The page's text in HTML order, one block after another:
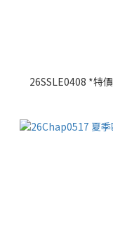
26SSLE0408 *特